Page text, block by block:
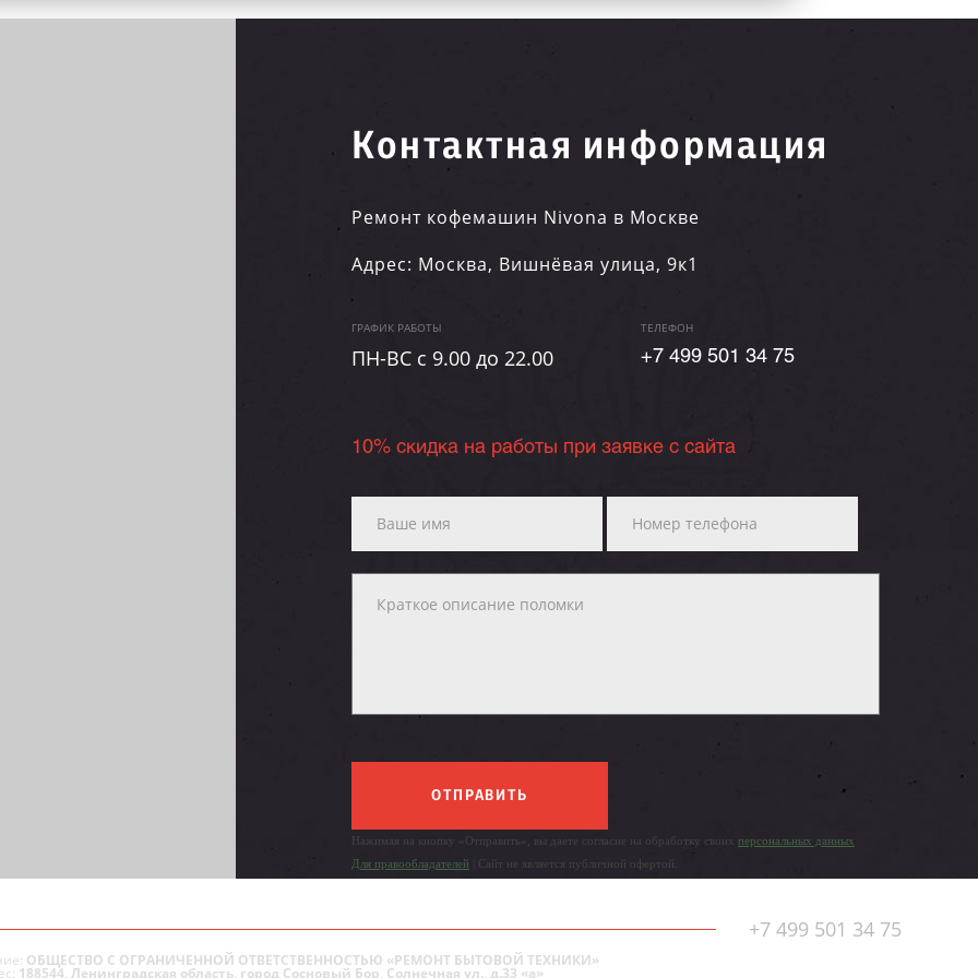
Контактная информация
Ремонт кофемашин Nivona в Москве
Адрес: Москва, Вишнёвая улица, 9к1
ГРАФИК РАБОТЫ
ПН-ВC c 9.00 до 22.00
ТЕЛЕФОН
+7 499 501 34 75
10% скидка на работы при заявке с сайта
ОТПРАВИТЬ
Нажимая на кнопку «Отправить», вы даете согласие на обработку своих персональных данных
Для правообладателей | Сайт не является публичной офертой.
+7 499 501 34 75
ОБЩЕСТВО С ОГРАНИЧЕННОЙ ОТВЕТСТВЕННОСТЬЮ «РЕМОНТ БЫТОВОЙ ТЕХНИКИ»
188544, Ленинградская область, город Сосновый Бор, Солнечная ул., д.33 «а»